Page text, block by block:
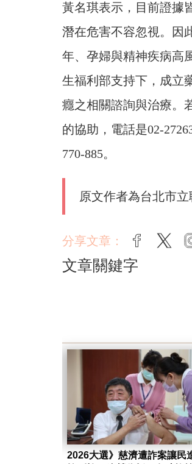
黃名琪表示，目前證據
潛在危害不容忽視。因
年、孕婦與精神疾病高
生福利部支持下，成立
癮之相關諮詢與治療。
的協助，電話是02-
770-885。
原文作者為台北市
分享文章：
文章關鍵字
2026大選》慈濟遭詐案讓民